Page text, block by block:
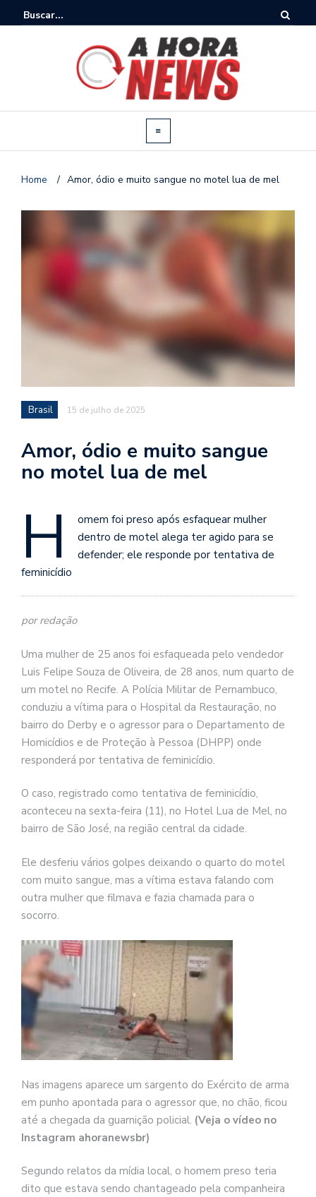
Home / Amor, ódio e muito sangue no motel lua de mel
Brasil 15 de julho de 2025
Amor, ódio e muito sangue
no motel lua de mel
H
omem foi preso após esfaquear mulher
dentro de motel alega ter agido para se
defender; ele responde por tentativa de
feminicídio
por redação
Uma mulher de 25 anos foi esfaqueada pelo vendedor
Luis Felipe Souza de Oliveira, de 28 anos, num quarto de
um motel no Recife. A Polícia Militar de Pernambuco,
conduziu a vítima para o Hospital da Restauração, no
bairro do Derby e o agressor para o Departamento de
Homicídios e de Proteção à Pessoa (DHPP) onde
responderá por tentativa de feminicídio.
O caso, registrado como tentativa de feminicídio,
aconteceu na sexta-feira (11), no Hotel Lua de Mel, no
bairro de São José, na região central da cidade.
Ele desferiu vários golpes deixando o quarto do motel
com muito sangue, mas a vítima estava falando com
outra mulher que filmava e fazia chamada para o
socorro.
Nas imagens aparece um sargento do Exército de arma
em punho apontada para o agressor que, no chão, ficou
até a chegada da guarnição policial. (Veja o vídeo no
Instagram ahoranewsbr)
Segundo relatos da mídia local, o homem preso teria
dito que estava sendo chantageado pela companheira